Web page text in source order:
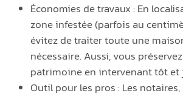
Économies de travaux : En
zone infestée (parfois au
évitez de traiter toute une
nécessaire. Aussi, vous
patrimoine en intervenant tôt et
Outil pour les pros : Les notaires,